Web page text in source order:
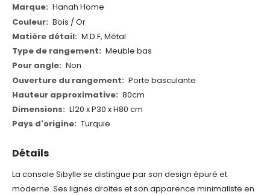
Détails
La console Sibylle se distingue par son design épuré et
moderne. Ses lignes droites et son apparence minimaliste en
Plus
d'informations
Hanah Home
Bois / Or
M.D.F, Métal
Meuble bas
Non
Porte basculante
80cm
L120 x P30 x H80 cm
Turquie